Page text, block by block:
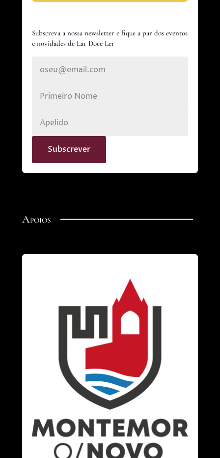
Subscreva a nossa newsletter e fique a par dos eventos
e novidades de Lar Doce Ler
Apoios